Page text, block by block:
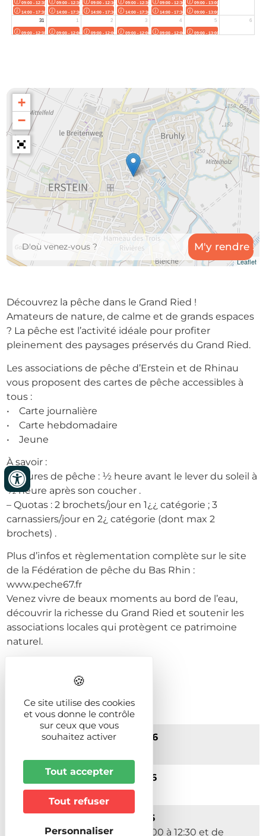
+
−
Leaflet
Découvrez la pêche dans le Grand Ried !
Amateurs de nature, de calme et de grands espaces
? La pêche est l’activité idéale pour profiter
pleinement des paysages préservés du Grand Ried.
Les associations de pêche d’Erstein et de Rhinau
vous proposent des cartes de pêche accessibles à
tous :
• Carte journalière
• Carte hebdomadaire
• Jeune
À savoir :
– Heures de pêche : ½ heure avant le lever du soleil à
½ heure après son coucher .
– Quotas : 2 brochets/jour en 1¿¿ catégorie ; 3
carnassiers/jour en 2¿ catégorie (dont max 2
brochets) .
Plus d’infos et règlementation complète sur le site
de la Fédération de pêche du Bas Rhin :
www.peche67.fr
Venez vivre de beaux moments au bord de l’eau,
découvrir la richesse du Grand Ried et soutenir les
associations locales qui protègent ce patrimoine
naturel.
Prochaines dates
Du 01/04/2026 au 14/08/2026
Du 01/07/2026 au 14/08/2026
Le Samedi de 09:00 à 13:00
Du 15/07/2026 au 31/08/2026
Du Lundi au Vendredi de 09:00 à 12:30 et de
Ce site utilise des cookies
et vous donne le contrôle
sur ceux que vous
souhaitez activer
Tout accepter
Tout refuser
Personnaliser